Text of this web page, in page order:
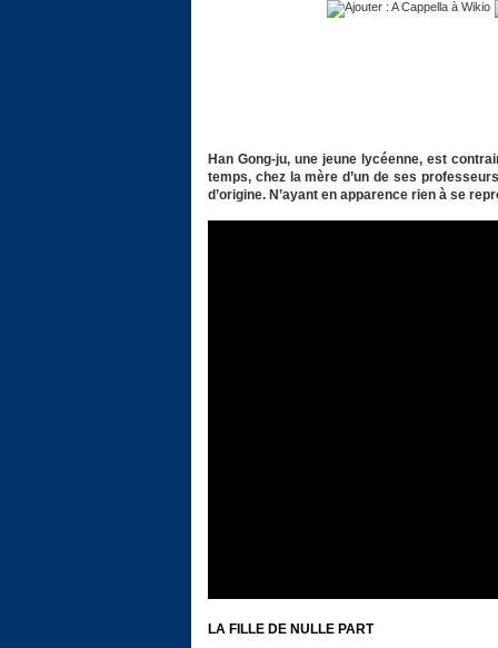
Han Gong-ju, une jeune lycéenne, est
temps, chez la mère d’un de ses
d’origine. N’ayant en apparence rien à se
LA FILLE DE NULLE PART